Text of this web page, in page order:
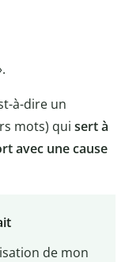
à-dire un
mots) qui sert à
avec une cause
de mon